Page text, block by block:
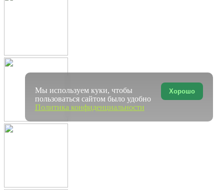
Хорошо
Мы используем куки, чтобы
пользоваться сайтом было удобно
Политика конфиденциальности